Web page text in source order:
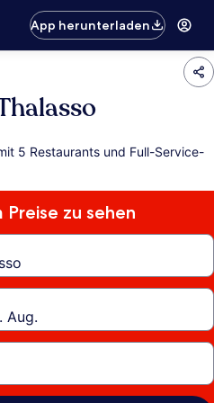
App herunterladen
5 Restaurants und Full-Service-
zu sehen